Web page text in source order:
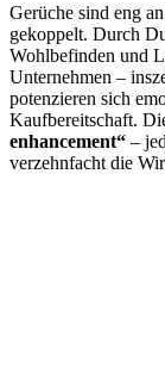
Gerüche sind eng
gekoppelt. Durch
Wohlbefinden und
Unternehmen –
potenzieren sich
Kaufbereitschaft.
enhancement“ –
verzehnfacht die